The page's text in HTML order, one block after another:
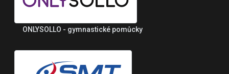
ONLYSOLLO - gymnastické pomůcky